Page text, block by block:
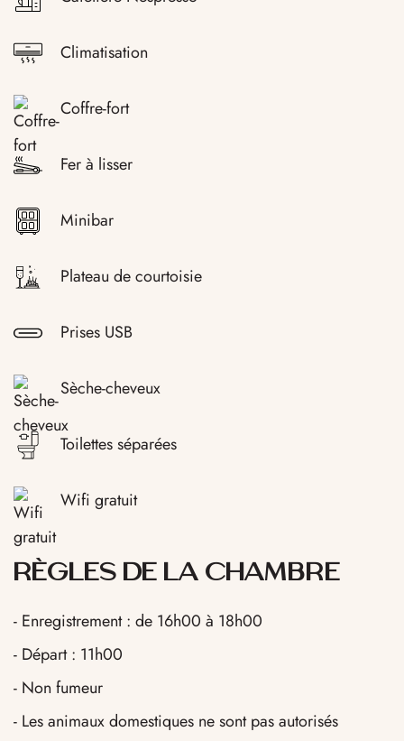
Climatisation
Coffre-fort
Fer à lisser
Minibar
Plateau de courtoisie
Prises USB
Sèche-cheveux
Toilettes séparées
Wifi gratuit
RÈGLES DE LA CHAMBRE
- Enregistrement : de 16h00 à 18h00
- Départ : 11h00
- Non fumeur
- Les animaux domestiques ne sont pas autorisés